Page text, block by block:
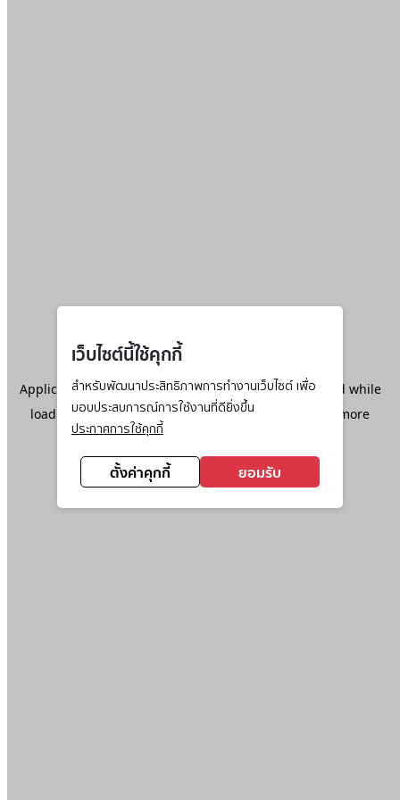
เว็บไซต์นี้ใช้คุกกี้
สำหรับพัฒนาประสิทธิภาพการทำงานเว็บไซต์ เพื่อ
มอบประสบการณ์การใช้งานที่ดียิ่งขึ้น
ประกาศการใช้คุกกี้
ตั้งค่าคุกกี้ ยอมรับ
Application error: aclient-side exception has occurred while
loadingwww.ktc.co.th(see the browser console
for more
information).